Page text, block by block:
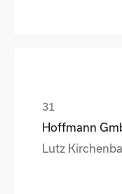
Hoffmann
Lutz